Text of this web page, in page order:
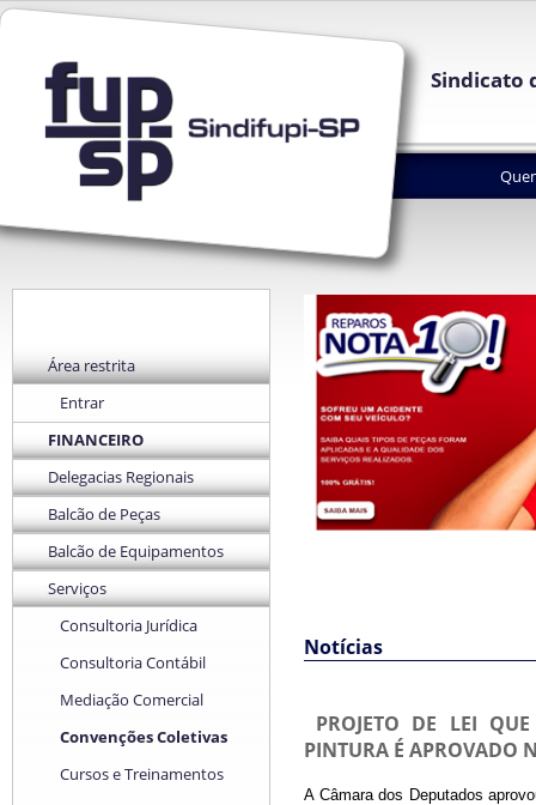
Sindicato
Área restrita
Entrar
FINANCEIRO
Delegacias Regionais
Balcão de Peças
Balcão de Equipamentos
Serviços
Consultoria Jurídica
Consultoria Contábil
Mediação Comercial
Convenções Coletivas
Cursos e Treinamentos
Notícias
PROJETO DE LEI
PINTURA É APROVADO
A Câmara dos Deputados